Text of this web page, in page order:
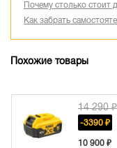
Почему столько стоит
Как забрать
Похожие товары
-3390 ₽